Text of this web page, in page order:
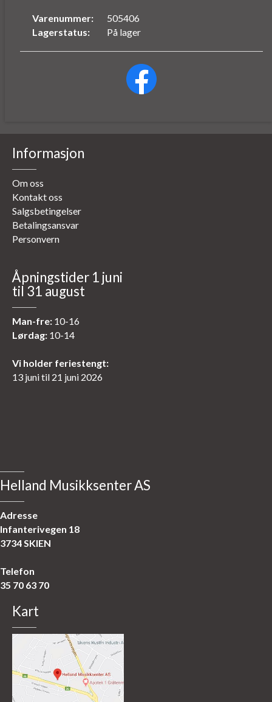
Varenummer:
505406
Lagerstatus:
På lager
Informasjon
Om oss
Kontakt oss
Salgsbetingelser
Betalingsansvar
Personvern
Åpningstider 1 juni
til 31 august
Man-fre: 10-16
Lørdag: 10-14
Vi holder feriestengt:
13 juni til 21 juni 2026
Helland Musikksenter AS
Adresse
Infanterivegen 18
3734 SKIEN
Telefon
35 70 63 70
Kart